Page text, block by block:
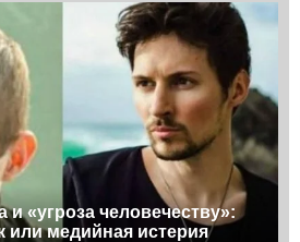
«угроза человечеству»:
или медийная истерия